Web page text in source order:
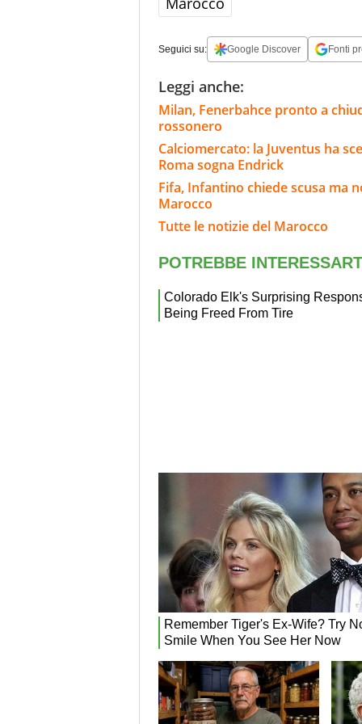
Seguici su: Google Discover Fonti
Leggi anche:
Milan, Fenerbahce pronto a
rossonero
Calciomercato: la Juventus ha
Roma sogna Endrick
Fifa, Infantino chiede scusa ma
Marocco
Tutte le notizie del Marocco